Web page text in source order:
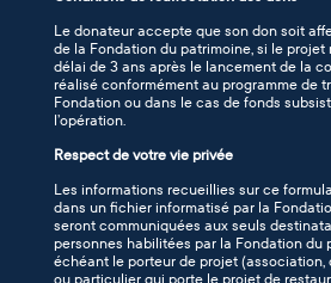
Le donateur accepte que son don soit
de la Fondation du patrimoine, si le projet
délai de 3 ans après le lancement de la
réalisé conformément au programme de
Fondation ou dans le cas de fonds
l’opération.
Respect de votre vie privée
Les informations recueillies sur ce
dans un fichier informatisé par la
seront communiquées aux seuls
personnes habilitées par la Fondation du
échéant le porteur de projet
ou particulier qui porte le projet de